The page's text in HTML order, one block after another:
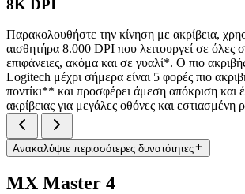
8K DPI
Παρακολουθήστε την κίνηση με ακρίβεια,
αισθητήρα 8.000 DPI που λειτουργεί σε όλες
επιφάνειες, ακόμα και σε γυαλί*. Ο πιο
Logitech μέχρι σήμερα είναι 5 φορές πιο
ποντίκι** και προσφέρει άμεση απόκριση και
ακρίβειας για μεγάλες οθόνες και εστιασμένη
Ανακαλύψτε περισσότερες δυνατότητες
MX Master 4